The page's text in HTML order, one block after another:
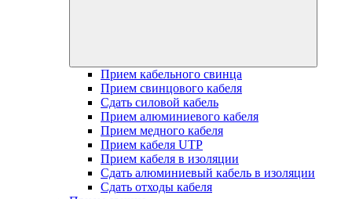
Прием кабельного свинца
Прием свинцового кабеля
Сдать силовой кабель
Прием алюминиевого кабеля
Прием медного кабеля
Прием кабеля UTP
Прием кабеля в изоляции
Сдать алюминиевый кабель в изоляции
Сдать отходы кабеля